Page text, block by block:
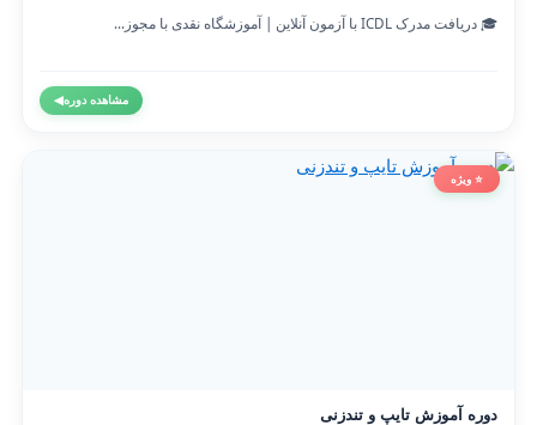
🎓 دریافت مدرک ICDL با آزمون آنلاین | آموزشگاه نقدی با مجوز...
مشاهده دوره◀
⭐ ویژه
دوره آموزش تایپ و تندزنی